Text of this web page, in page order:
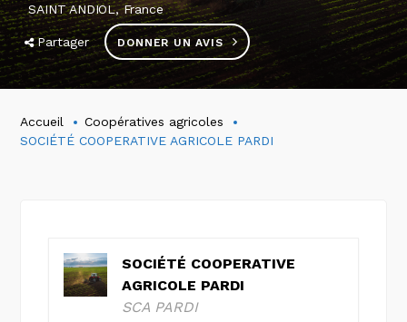
SAINT ANDIOL, France
Partager DONNER UN AVIS
Accueil
Coopératives agricoles
SOCIÉTÉ COOPERATIVE AGRICOLE PARDI
SOCIÉTÉ COOPERATIVE
AGRICOLE PARDI
SCA PARDI